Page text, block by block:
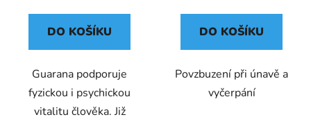
DO KOŠÍKU
Guarana podporuje
fyzickou i psychickou
vitalitu člověka. Již
DO KOŠÍKU
Povzbuzení při únavě a
vyčerpání